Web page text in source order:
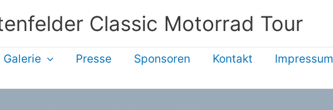
Classic Motorrad Tour
Galerie Presse Sponsoren Kontakt
Impressum